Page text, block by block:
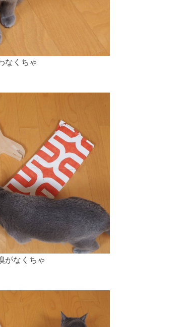
なくちゃ
がなくちゃ